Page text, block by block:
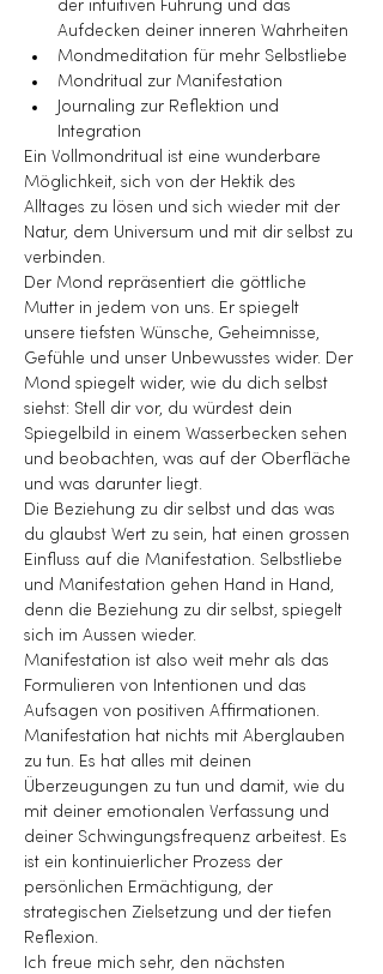
der intuitiven Führung und das
Aufdecken deiner inneren Wahrheiten
Mondmeditation für mehr Selbstliebe
Mondritual zur Manifestation
Journaling zur Reflektion und
Integration
Ein Vollmondritual ist eine wunderbare
Möglichkeit, sich von der Hektik des
Alltages zu lösen und sich wieder mit der
Natur, dem Universum und mit dir selbst zu
verbinden.
Der Mond repräsentiert die göttliche
Mutter in jedem von uns. Er spiegelt
unsere tiefsten Wünsche, Geheimnisse,
Gefühle und unser Unbewusstes wider. Der
Mond spiegelt wider, wie du dich selbst
siehst: Stell dir vor, du würdest dein
Spiegelbild in einem Wasserbecken sehen
und beobachten, was auf der Oberfläche
und was darunter liegt.
Die Beziehung zu dir selbst und das was
du glaubst Wert zu sein, hat einen grossen
Einfluss auf die Manifestation. Selbstliebe
und Manifestation gehen Hand in Hand,
denn die Beziehung zu dir selbst, spiegelt
sich im Aussen wieder.
Manifestation ist also weit mehr als das
Formulieren von Intentionen und das
Aufsagen von positiven Affirmationen.
Manifestation hat nichts mit Aberglauben
zu tun. Es hat alles mit deinen
Überzeugungen zu tun und damit, wie du
mit deiner emotionalen Verfassung und
deiner Schwingungsfrequenz arbeitest. Es
ist ein kontinuierlicher Prozess der
persönlichen Ermächtigung, der
strategischen Zielsetzung und der tiefen
Reflexion.
Ich freue mich sehr, den nächsten